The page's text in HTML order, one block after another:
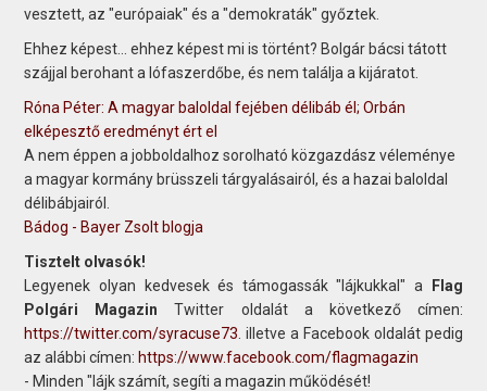
vesztett, az "európaiak" és a "demokraták" győztek.
Ehhez képest... ehhez képest mi is történt? Bolgár bácsi tátott
szájjal berohant a lófaszerdőbe, és nem találja a kijáratot.
Róna Péter: A magyar baloldal fejében délibáb él; Orbán
elképesztő eredményt ért el
A nem éppen a jobboldalhoz sorolható közgazdász véleménye
a magyar kormány brüsszeli tárgyalásairól, és a hazai baloldal
délibábjairól.
Bádog - Bayer Zsolt blogja
Tisztelt olvasók!
Legyenek olyan kedvesek és támogassák "lájkukkal" a
Flag
Polgári Magazin Twitter oldalát a következő címen:
https://twitter.com/syracuse73 . illetve a Facebook oldalát pedig
az alábbi címen: https://www.facebook.com/flagmagazin
- Minden "lájk számít, segíti a magazin működését!